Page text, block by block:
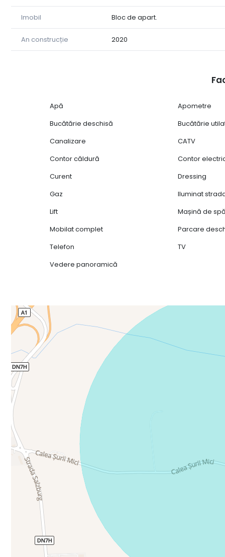
📞 Cătălin Nasta
📱 0754 951 373
Imobil Bloc de apart.
An construcție 2020
Apă Apometre
Bucătărie deschisă
Bucătărie
Canalizare
CATV
Contor căldură
Contor
Curent
Dressing
Gaz
Iluminat
Lift
Mașină de
Mobilat complet
Parcare
Telefon
TV
Vedere panoramică